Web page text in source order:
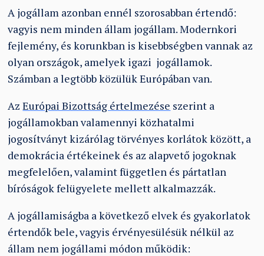
A jogállam azonban ennél szorosabban értendő:
vagyis nem minden állam jogállam. Modernkori
fejlemény, és korunkban is kisebbségben vannak az
olyan országok, amelyek igazi jogállamok.
Számban a legtöbb közülük Európában van.
AzEurópai Bizottság értelmezése szerint a
jogállamokban valamennyi közhatalmi
jogosítványt kizárólag törvényes korlátok között, a
demokrácia értékeinek és az alapvető jogoknak
megfelelően, valamint független és pártatlan
bíróságok felügyelete mellett alkalmazzák.
A jogállamiságba a következő elvek és gyakorlatok
értendők bele, vagyis érvényesülésük nélkül az
állam nem jogállami módon működik: